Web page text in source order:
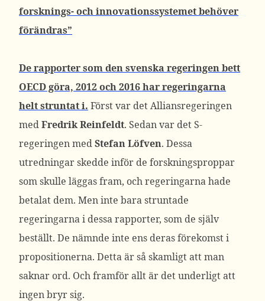
forsknings- och innovationssystemet behöver
förändras”
De rapporter som den svenska regeringen bett
OECD göra, 2012 och 2016 har regeringarna
helt struntat i. Först var det Alliansregeringen
medFredrik Reinfeldt. Sedan var det S-
regeringen medStefan Löfven. Dessa
utredningar skedde inför de forskningsproppar
som skulle läggas fram, och regeringarna hade
betalat dem. Men inte bara struntade
regeringarna i dessa rapporter, som de själv
beställt. De nämnde inte ens deras förekomst i
propositionerna. Detta är så skamligt att man
saknar ord. Och framför allt är det underligt att
ingen bryr sig.